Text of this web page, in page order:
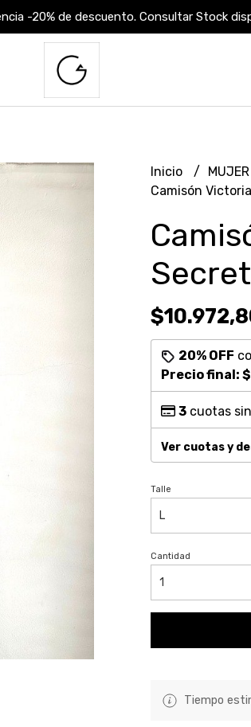
-20% de descuento. Consultar Stock
Inicio MUJER
Camisón
20% OFF
Precio final:
3cuotas
Ver cuotas y
Talle
Cantidad
Tiempo